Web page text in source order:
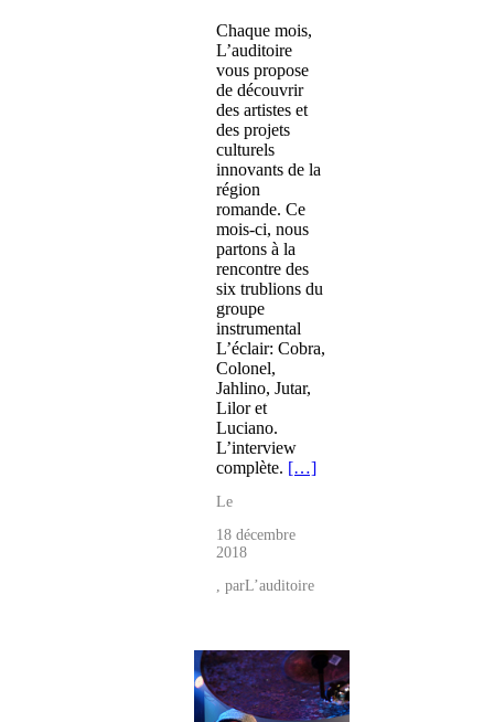
Chaque mois,
L’auditoire
vous propose
de découvrir
des artistes et
des projets
culturels
innovants de la
région
romande. Ce
mois-ci, nous
partons à la
rencontre des
six trublions du
groupe
instrumental
L’éclair: Cobra,
Colonel,
Jahlino, Jutar,
Lilor et
Luciano.
L’interview
complète. […]
Le
18 décembre
2018
, parL’auditoire